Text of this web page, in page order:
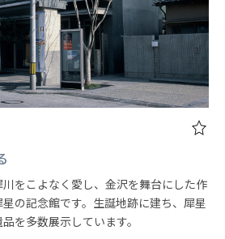
をこよなく愛し、金沢を舞台にした作
の記念館です。生誕地跡に建ち、犀星
を多数展示しています。